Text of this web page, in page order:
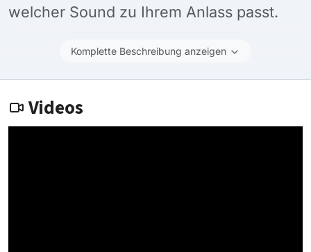
welcher Sound zu Ihrem Anlass passt.
Komplette Beschreibung anzeigen
Videos